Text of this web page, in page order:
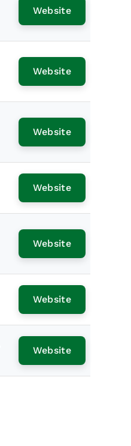
Website
Website
Website
Website
Website
Website
Website